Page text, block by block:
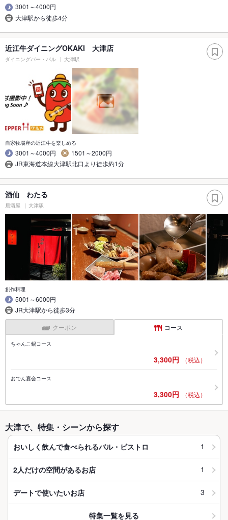
3001～4000円
大津駅から徒歩4分
近江牛ダイニングOKAKI 大津店
ダイニングバー・バル 大津駅
自家牧場産の近江牛を楽しめる
3001～4000円
1501～2000円
JR東海道本線大津駅北口より徒歩約1分
酒仙 わたる
居酒屋 大津駅
創作料理
5001～6000円
JR大津駅から徒歩3分
クーポン コース
ちゃんこ鍋コース
3,300円 （税込）
おでん宴会コース
3,300円 （税込）
大津で、特集・シーンから探す
おいしく飲んで食べられるバル・ビストロ 1
2人だけの空間があるお店 1
デートで使いたいお店 3
特集一覧を見る